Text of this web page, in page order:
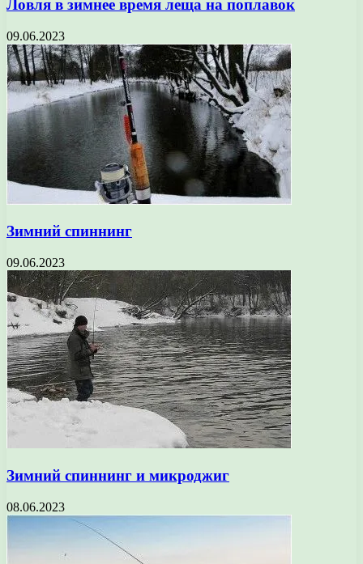
Ловля в зимнее время леща на поплавок
09.06.2023
Зимний спиннинг
09.06.2023
Зимний спиннинг и микроджиг
08.06.2023